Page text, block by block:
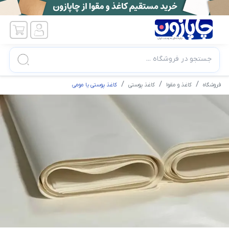
جستجو در فروشگاه ...
فروشگاه کاغذ و مقوا کاغذ پوستی كاغذ پوستی یا مومی